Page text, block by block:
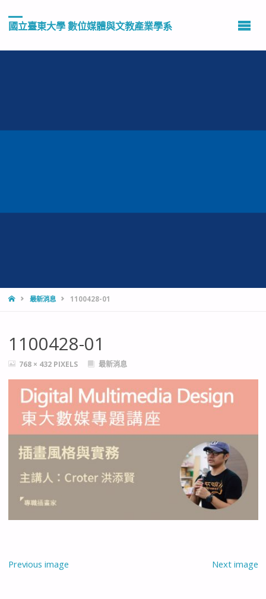
國立臺東大學 數位媒體與文教產業學系
HOME最新消息 1100428-01
1100428-01
FULL768 × 432 PIXELS 最新消息
Previous image Next image